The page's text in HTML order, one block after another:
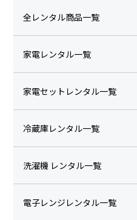
全レンタル商品一覧
家電レンタル一覧
家電セットレンタル一覧
冷蔵庫レンタル一覧
洗濯機 レンタル一覧
電子レンジレンタル一覧